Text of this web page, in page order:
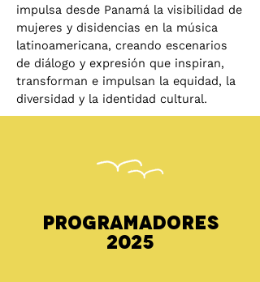
impulsa desde Panamá la visibilidad de
mujeres y disidencias en la música
latinoamericana, creando escenarios
de diálogo y expresión que inspiran,
transforman e impulsan la equidad, la
diversidad y la identidad cultural.
Programadores
2025